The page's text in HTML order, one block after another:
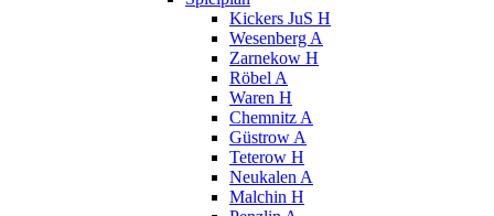
Kickers JuS H
Wesenberg A
Zarnekow H
Röbel A
Waren H
Chemnitz A
Güstrow A
Teterow H
Neukalen A
Malchin H